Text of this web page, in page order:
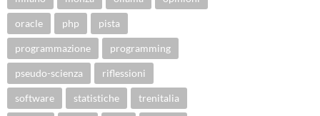
oracle php pista
programmazione programming
pseudo-scienza riflessioni
software statistiche trenitalia